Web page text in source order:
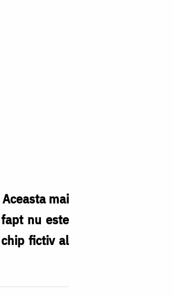
mai
nu este
fictiv al